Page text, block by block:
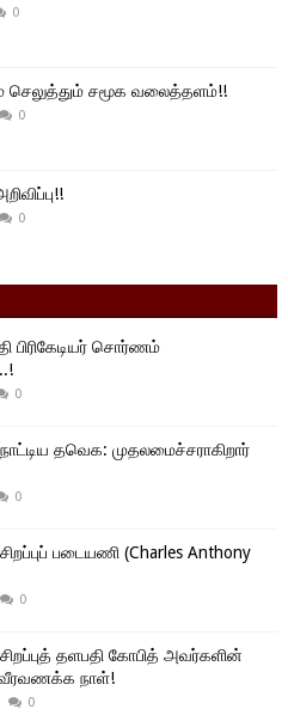
0
செலுத்தும் சமூக வலைத்தளம்!!
0
0
பிரிகேடியர் சொர்ணம்
0
தவெக: முதலமைச்சராகிறார்
0
படையணி (Charles Anthony
0
தளபதி கோபித் அவர்களின்
நாள்!
0